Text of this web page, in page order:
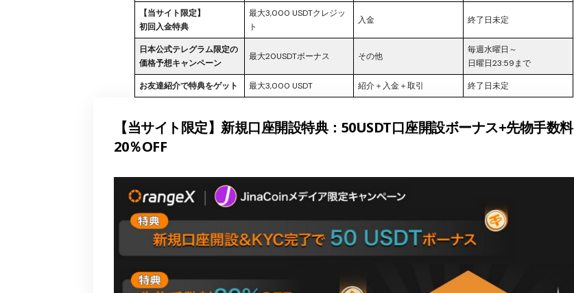
【当サイト限定】
初回入金特典
最大3,000 USDTクレジッ
ト
入金 終了日未定
日本公式テレグラム限定の
価格予想キャンペーン
最大20USDTボーナス その他
毎週水曜日～
日曜日23:59まで
お友達紹介で特典をゲット 最大3,000 USDT 紹介＋入金＋取引 終了日未定
【当サイト限定】新規口座開設特典：50USDT口座開設ボーナス+先物手数料
20％OFF